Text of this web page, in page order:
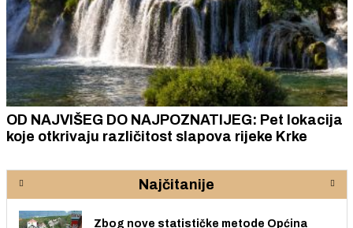
OD NAJVIŠEG DO NAJPOZNATIJEG: Pet lokacija
koje otkrivaju različitost slapova rijeke Krke
Najčitanije
Zbog nove statističke metode Općina